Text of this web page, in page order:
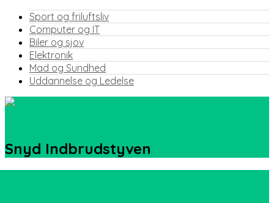
Sport og friluftsliv
Computer og IT
Biler og sjov
Elektronik
Mad og Sundhed
Uddannelse og Ledelse
Snyd Indbrudstyven